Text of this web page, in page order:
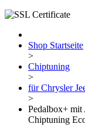
Shop Startseite
>
Chiptuning
>
für Chrysler
>
Pedalbox+ mit
Chiptuning